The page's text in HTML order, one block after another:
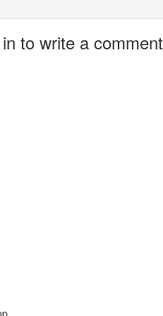
to write a comment